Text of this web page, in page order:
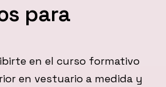
para
en el curso formativo
en vestuario a medida y